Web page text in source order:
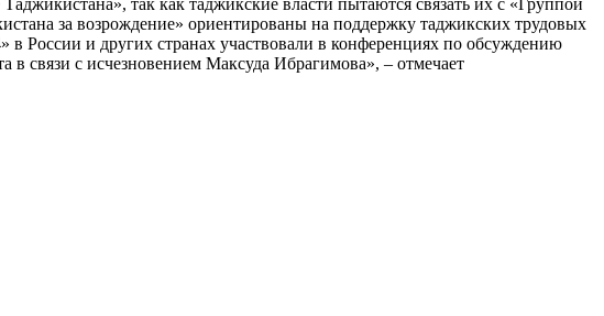
за возрождение» ориентированы на поддержку таджикских трудовых
России и других странах участвовали в конференциях по обсуждению
связи с исчезновением Максуда Ибрагимова», – отмечает